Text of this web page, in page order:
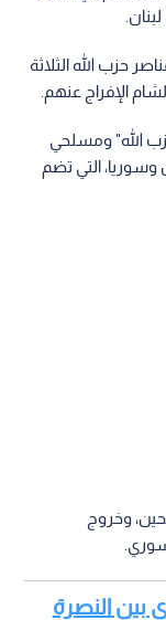
حزب الله الثلاثة
الإفراج عنهم.
الله" ومسلحي
وسوريا، التي تضم
وخروج
بين النصرة